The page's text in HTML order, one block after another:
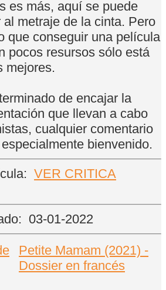
es más, aquí se puede
metraje de la cinta. Pero
que conseguir una película
pocos resursos sólo está
mejores.
de encajar la
que llevan a cabo
cualquier comentario
bienvenido.
VER CRITICA
03-01-2022
Petite Mamam (2021) -
Dossier en francés